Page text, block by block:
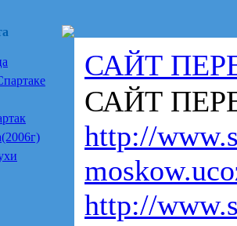
САЙТ
САЙТ
http://
http://